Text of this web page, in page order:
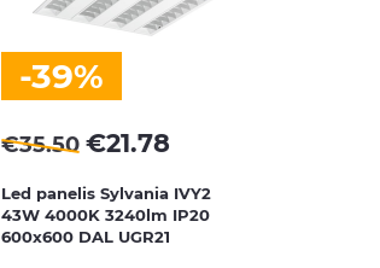
-39%
€35.50 €21.78
Led panelis Sylvania IVY2
43W 4000K 3240lm IP20
600x600 DAL UGR21